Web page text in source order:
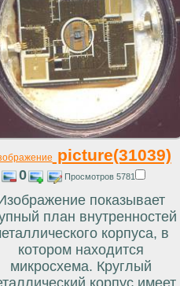
picture(31039)
0 Просмотров 5781
показывает
план внутренностей
корпуса, в
котором находится
микросхема. Круглый
корпус имеет